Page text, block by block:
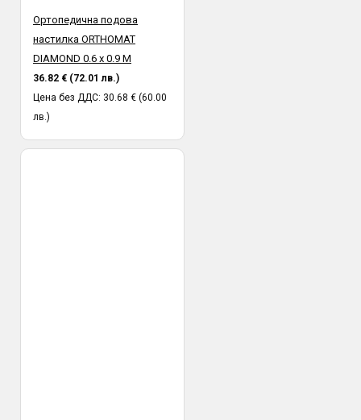
Ортопедична подова
настилка ORTHOMAT
DIAMOND 0.6 х 0.9 M
36.82 € (72.01 лв.)
Цена без ДДС: 30.68 € (60.00
лв.)